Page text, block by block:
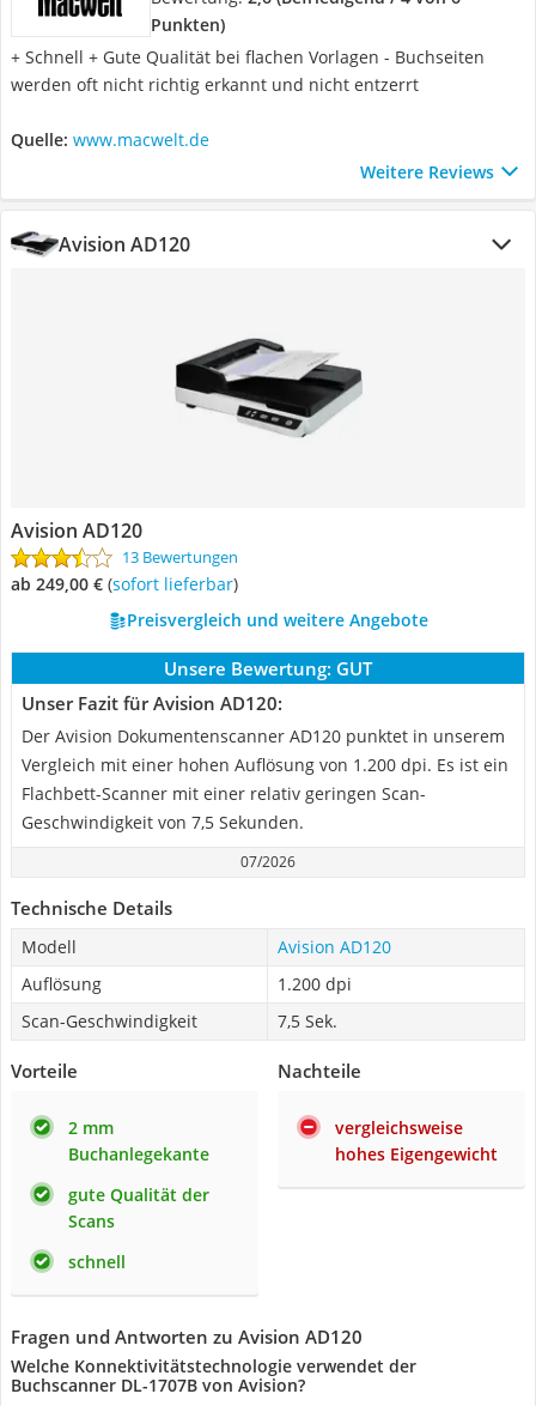
Punkten)
+ Schnell + Gute Qualität bei flachen Vorlagen - Buchseiten
werden oft nicht richtig erkannt und nicht entzerrt
Quelle: www.macwelt.de
Weitere Reviews
Avision AD120
Avision AD120
13 Bewertungen
ab 249,00 € ( Sofort lieferbar)
Preisvergleich und weitere Angebote
Unsere Bewertung: GUT
Unser Fazit für Avision AD120:
Der Avision Dokumentenscanner AD120 punktet in unserem
Vergleich mit einer hohen Auflösung von 1.200 dpi. Es ist ein
Flachbett-Scanner mit einer relativ geringen Scan-
Geschwindigkeit von 7,5 Sekunden.
07/2026
Technische Details
Modell
Avision AD120
Auflösung
1.200 dpi
Scan-Geschwindigkeit
7,5 Sek.
Vorteile
2 mm
Buchanlegekante
gute Qualität der
Scans
schnell
Nachteile
vergleichsweise
hohes Eigengewicht
Fragen und Antworten zu Avision AD120
Welche Konnektivitätstechnologie verwendet der
Buchscanner DL-1707B von Avision?